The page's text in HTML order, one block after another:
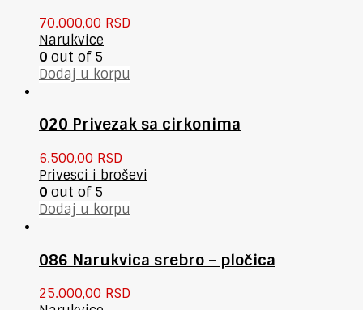
70.000,00 RSD
Narukvice
0 out of 5
Dodaj u korpu
020 Privezak sa cirkonima
6.500,00 RSD
Privesci i broševi
0 out of 5
Dodaj u korpu
086 Narukvica srebro – pločica
25.000,00 RSD